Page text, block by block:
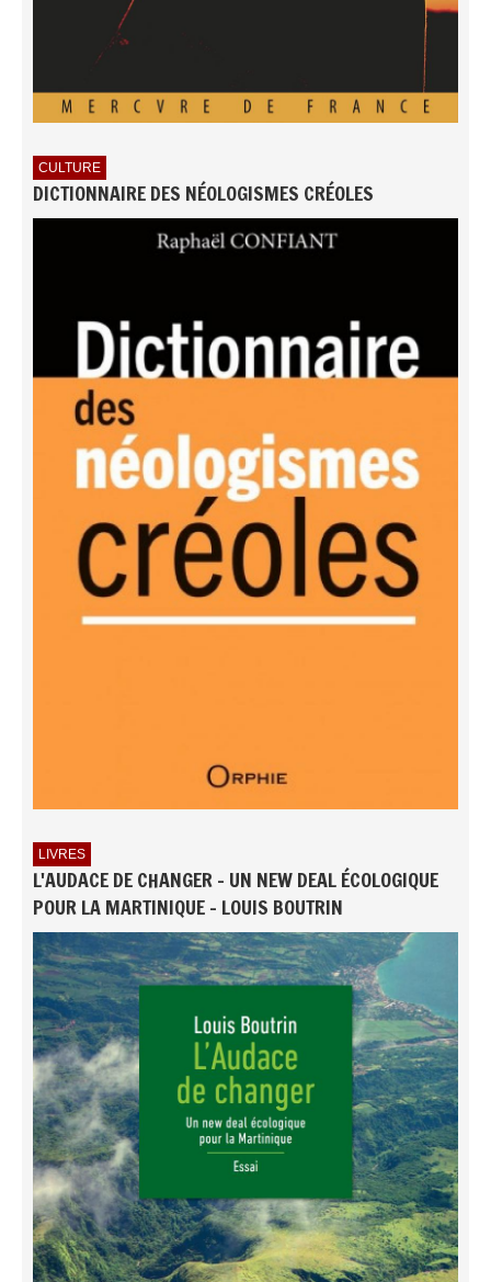
CULTURE
DICTIONNAIRE DES NÉOLOGISMES CRÉOLES
LIVRES
L'AUDACE DE CHANGER - UN NEW DEAL ÉCOLOGIQUE
POUR LA MARTINIQUE - LOUIS BOUTRIN